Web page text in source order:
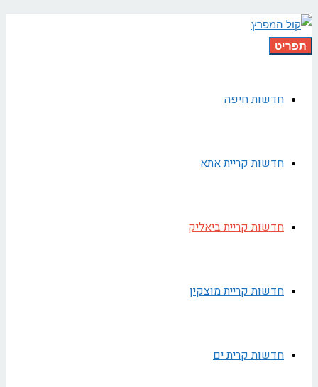
תפריט
חדשות חיפה
חדשות קריית אתא
חדשות קריית ביאליק
חדשות קריית מוצקין
חדשות קרית ים